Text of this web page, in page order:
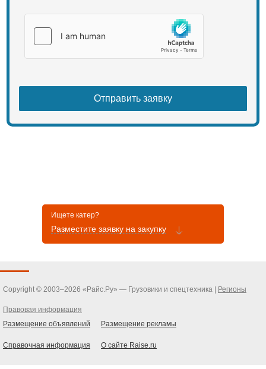
Ищете катер?
Разместите заявку на закупку
Copyright © 2003–2026 «Райс.Ру» — Грузовики и спецтехника | Регионы
Правовая информация
Размещение объявлений
Размещение рекламы
Справочная информация О сайте Raise.ru